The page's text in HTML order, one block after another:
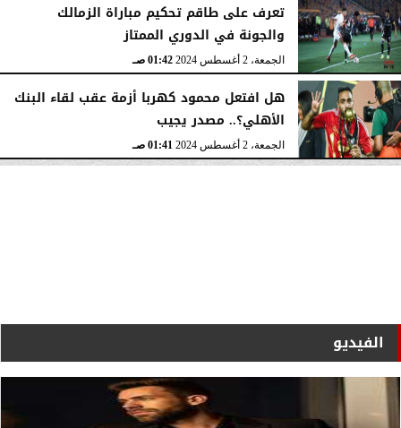
تعرف على طاقم تحكيم مباراة الزمالك
والجونة في الدوري الممتاز
الجمعة، 2 أغسطس 2024 01:42 صـ
هل افتعل محمود كهربا أزمة عقب لقاء البنك
الأهلي؟.. مصدر يجيب
الجمعة، 2 أغسطس 2024 01:41 صـ
الفيديو